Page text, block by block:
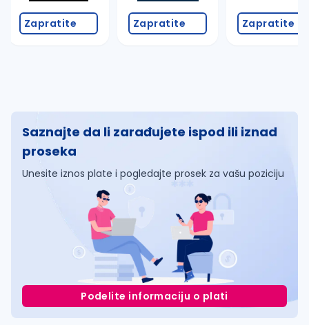
Zapratite Zapratite Zapratite
Saznajte da li zarađujete ispod ili iznad
proseka
Unesite iznos plate i pogledajte prosek za vašu poziciju
Podelite informaciju o plati